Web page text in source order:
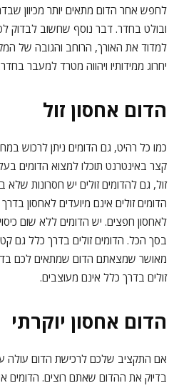
לחפש אחר הדום מתאים יותר מכיוון
ובולט בחדר. דבר נוסף שחשוב לבדוק
למדוד את האורך, הרוחב והגובה של
יחרוג ממידותיו ויהווה מטרד למעבר
הדום אחסון זול
כמו כל רהיט, גם הדומים ניתן לרכוש
זול, גם להדומים זולים יש חסרונות
הדומים זולים אינם מיועדים לאחסון
לאחסון חפצים. יש הדומים ללא שום
בסך הכל. הדומים זולים בדרך כלל גם
מאושר שמצאתם הדום שמתאים לכם בדקו
זולים בדרך כלל אינם מעוצבים.
הדום אחסון יוקרתי
בדיוק את ההדום שאתם רוצים. הדומים